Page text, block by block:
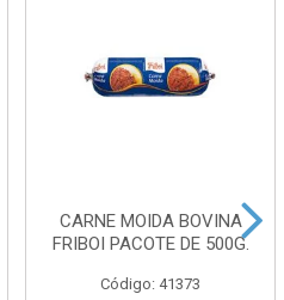
CARNE MOIDA BOVINA
FRIBOI PACOTE DE 500G.
Código: 41373